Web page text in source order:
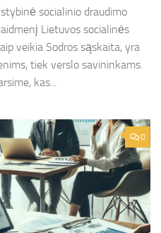
socialinio draudimo
Lietuvos socialinės
veikia Sodros sąskaita, yra
tiek verslo savininkams.
kas...
0